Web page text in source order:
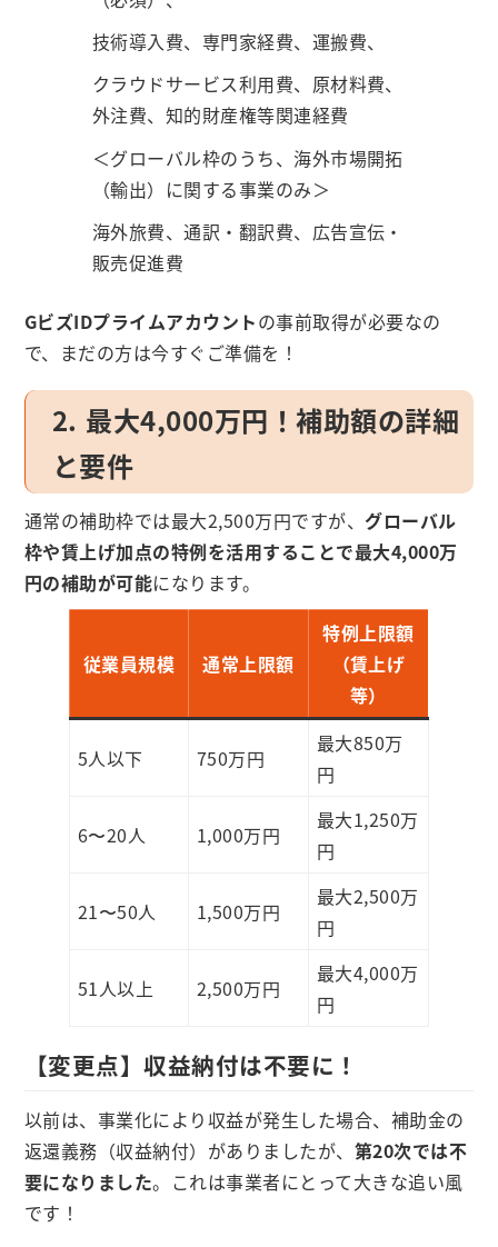
技術導入費、専門家経費、運搬費、
クラウドサービス利用費、原材料費、
外注費、知的財産権等関連経費
＜グローバル枠のうち、海外市場開拓
（輸出）に関する事業のみ＞
海外旅費、通訳・翻訳費、広告宣伝・
販売促進費
GビズIDプライムアカウントの事前取得が必要なの
で、まだの方は今すぐご準備を！
2. 最大4,000万円！補助額の詳細
と要件
通常の補助枠では最大2,500万円ですが、グローバル
枠や賃上げ加点の特例を活用することで最大4,000万
円の補助が可能になります。
従業員規模 通常上限額
特例上限額
（賃上げ
等）
5人以下 750万円
最大850万
円
6〜20人 1,000万円
最大1,250万
円
21〜50人 1,500万円
最大2,500万
円
51人以上 2,500万円
最大4,000万
円
【変更点】収益納付は不要に！
以前は、事業化により収益が発生した場合、補助金の
返還義務（収益納付）がありましたが、 第20次では不
要になりました。これは事業者にとって大きな追い風
です！